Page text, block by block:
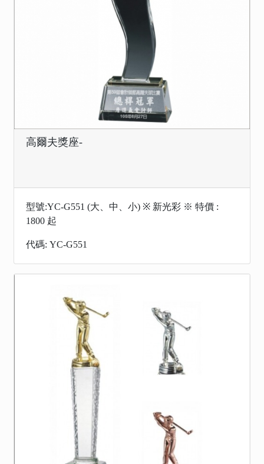
高爾夫獎座-
型號:YC-G551 (大、中、小) ※ 新光彩 ※ 特價 :
1800 起
代碼: YC-G551